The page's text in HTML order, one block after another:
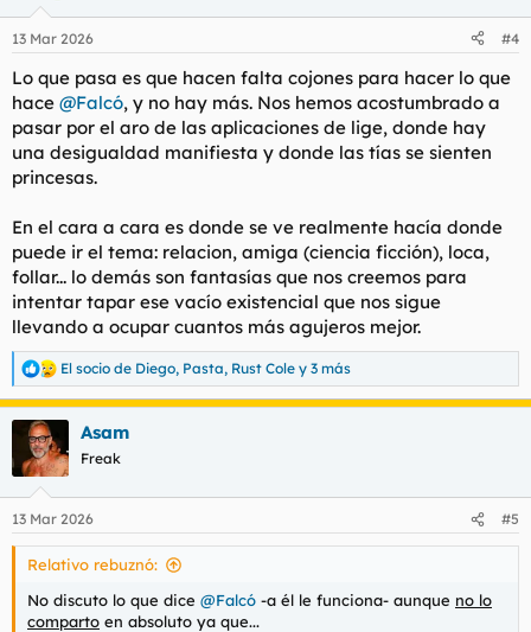
e
:
13 Mar 2026 #4
Lo que pasa es que hacen falta cojones para hacer lo que
hace @Falcó, y no hay más. Nos hemos acostumbrado a
pasar por el aro de las aplicaciones de lige, donde hay
una desigualdad manifiesta y donde las tías se sienten
princesas.
En el cara a cara es donde se ve realmente hacía donde
puede ir el tema: relacion, amiga (ciencia ficción), loca,
follar... lo demás son fantasías que nos creemos para
intentar tapar ese vacío existencial que nos sigue
llevando a ocupar cuantos más agujeros mejor.
R
e
a
i
e
s
El socio de Diego, Pasta, Rust Cole y 3 más
Asam
Freak
13 Mar 2026 #5
Relativo rebuznó:
No discuto lo que dice @Falcó -a él le funciona- aunque no lo
comparto en absoluto ya que...